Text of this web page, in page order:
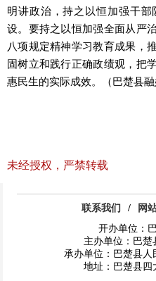
明讲政治，持之以恒加强干
设。要持之以恒加强全面从严
八项规定精神学习教育成果，
固树立和践行正确政绩观，把
惠民生的实际成效。
（巴楚县
未经授权，严禁转载
联系我们 / 网
开办单位：
主办单位：巴楚
承办单位：巴楚县人
地址：巴楚县四